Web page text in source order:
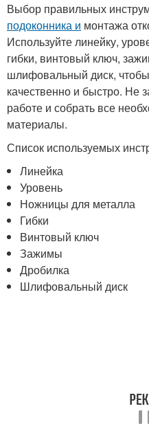
Выбор правильных
подоконника и монтажа
Используйте линейку,
гибки, винтовый ключ,
шлифовальный диск,
качественно и быстро. Не
работе и собрать все
материалы.
Список используемых
Линейка
Уровень
Ножницы для металла
Гибки
Винтовый ключ
Зажимы
Дробилка
Шлифовальный диск